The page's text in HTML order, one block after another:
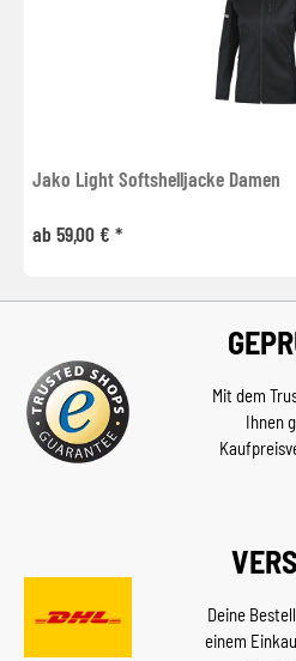
Jako Light Softshelljacke Damen
ab 59,00 € *
Mit dem
Ihnen
Deine
einem